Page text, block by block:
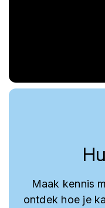
Maak kennis
ontdek hoe je